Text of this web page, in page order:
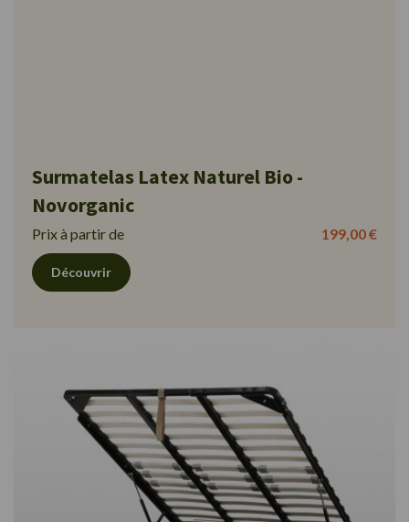
Surmatelas Latex Naturel Bio -
Novorganic
Prix à partir de 199,00 €
Découvrir